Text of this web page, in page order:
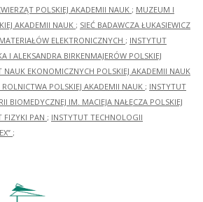
POLSKIEJ AKADEMII NAUK ; MUZEUM I
AKADEMII NAUK ; SIEĆ BADAWCZA ŁUKASIEWICZ
ELEKTRONICZNYCH ; INSTYTUT
I ALEKSANDRA BIRKENMAJERÓW POLSKIEJ
NAUK EKONOMICZNYCH POLSKIEJ AKADEMII NAUK
POLSKIEJ AKADEMII NAUK ; INSTYTUT
BIOMEDYCZNEJ IM. MACIEJA NAŁĘCZA POLSKIEJ
FIZYKI PAN ; INSTYTUT TECHNOLOGII
;